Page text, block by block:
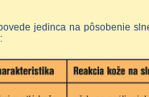
jedinca na pôsobenie